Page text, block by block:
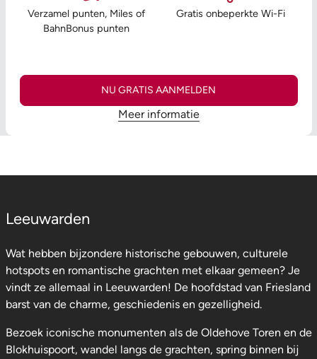
Verzamel punten, Miles of
BahnBonus punten
Gratis onbeperkte Wi-Fi
NU GRATIS AANMELDEN
Meer informatie
Leeuwarden
Wat hebben bijzondere historische gebouwen, culturele
hotspots en romantische grachten met elkaar gemeen? Je
vindt ze allemaal in Leeuwarden! De hoofdstad van Friesland
barst van de charme, geschiedenis en gezelligheid.
Bezoek iconische monumenten als de Oldehove Toren en de
Blokhuispoort, wandel langs de grachten, spring binnen bij